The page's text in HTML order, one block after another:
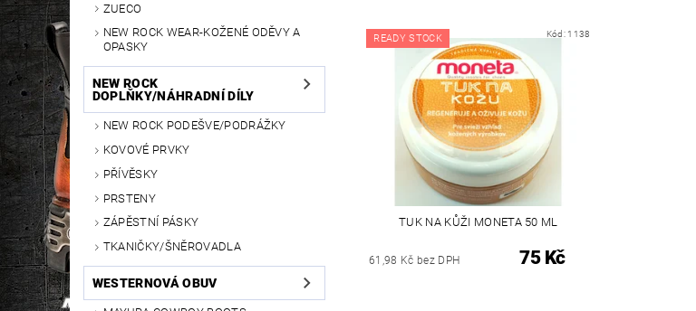
ZUECO
NEW ROCK WEAR-KOŽENÉ ODĚVY A
OPASKY
NEW ROCK
DOPLŇKY/NÁHRADNÍ DÍLY
NEW ROCK PODEŠVE/PODRÁŽKY
KOVOVÉ PRVKY
PŘÍVĚSKY
PRSTENY
ZÁPĚSTNÍ PÁSKY
TKANIČKY/ŠNĚROVADLA
WESTERNOVÁ OBUV
READY STOCK Kód: 1138
TUK NA KŮŽI MONETA 50 ML
61,98 Kč bez DPH 75 Kč